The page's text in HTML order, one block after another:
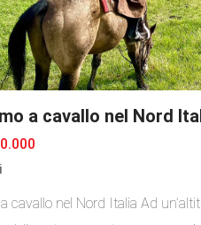
a cavallo nel Nord
cavallo nel Nord Italia Ad